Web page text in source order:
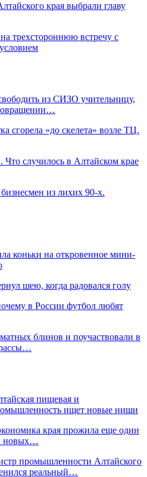
края выбрали главу
трехстороннюю встречу с
из СИЗО учительницу,
сгорела «до скелета» возле ТЦ.
случилось в Алтайском крае
из лихих 90-х.
коньки на откровенное мини-
шею, когда радовался голу
в России футбол любят
блинов и поучаствовали в
пищевая и
ищет новые ниши
края прожила еще один
новых…
промышленности Алтайского
реальный…